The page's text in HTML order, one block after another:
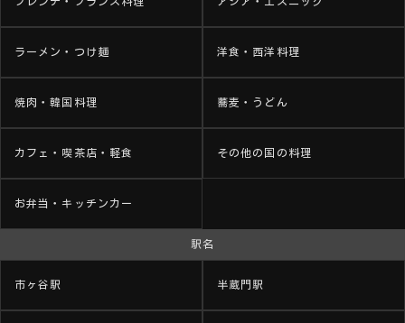
ラーメン・つけ麺 洋食・西洋料理
焼肉・韓国料理 蕎麦・うどん
カフェ・喫茶店・軽食 その他の国の料理
お弁当・キッチンカー
駅名
市ヶ谷駅 半蔵門駅